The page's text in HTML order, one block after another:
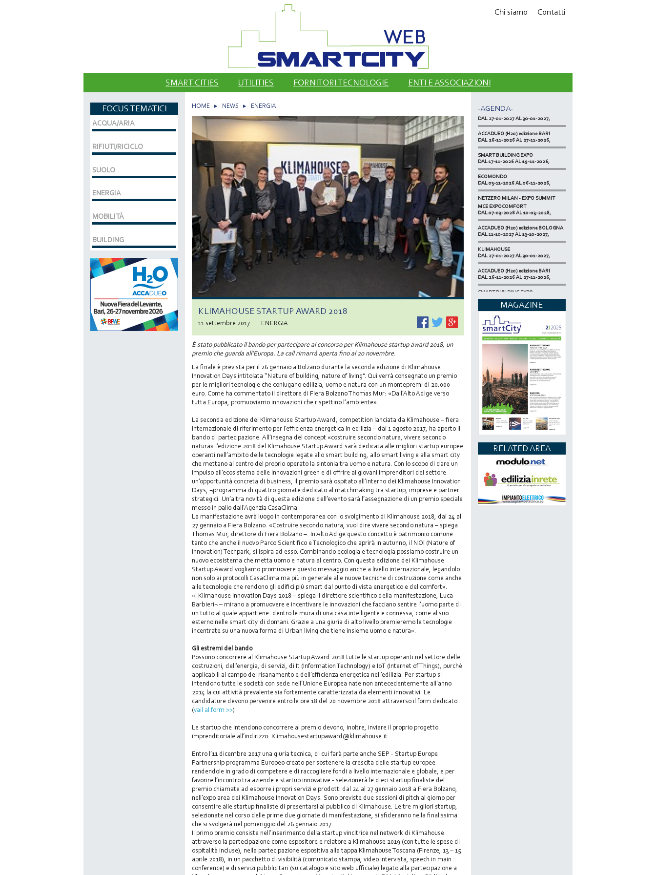
Chi siamo Contatti
SMART CITIES UTILITIES FORNITORI TECNOLOGIE ENTI E ASSOCIAZIONI
HOME ▸ NEWS ▸ ENERGIA
KLIMAHOUSE STARTUP AWARD 2018
11 settembre 2017 ENERGIA
È stato pubblicato il bando per partecipare al concorso per Klimahouse startup award 2018, un
premio che guarda all’Europa. La call rimarrà aperta fino al 20 novembre.
La finale è prevista per il 26 gennaio a Bolzano durante la seconda edizione di Klimahouse
Innovation Days intitolata “Nature of building, nature of living". Qui verrà consegnato un premio
per le migliori tecnologie che coniugano edilizia, uomo e natura con un montepremi di 20.000
euro. Come ha commentato il direttore di Fiera Bolzano Thomas Mur: «Dall’Alto Adige verso
tutta Europa, promuoviamo innovazioni che rispettino l’ambiente».
La seconda edizione del Klimahouse Startup Award, competition lanciata da Klimahouse – fiera
internazionale di riferimento per l’efficienza energetica in edilizia – dal 1 agosto 2017, ha aperto il
bando di partecipazione. All’insegna del concept «costruire secondo natura, vivere secondo
natura» l’edizione 2018 del Klimahouse Startup Award sarà dedicata alle migliori startup europee
operanti nell’ambito delle tecnologie legate allo smart building, allo smart living e alla smart city
che mettano al centro del proprio operato la sintonia tra uomo e natura. Con lo scopo di dare un
impulso all’ecosistema delle innovazioni green e di offrire ai giovani imprenditori del settore
un’opportunità concreta di business, il premio sarà ospitato all’interno dei Klimahouse Innovation
Days, ¬programma di quattro giornate dedicato al matchmaking tra startup, imprese e partner
strategici. Un’altra novità di questa edizione dell’evento sarà l’assegnazione di un premio speciale
messo in palio dall’Agenzia CasaClima.
La manifestazione avrà luogo in contemporanea con lo svolgimento di Klimahouse 2018, dal 24 al
27 gennaio a Fiera Bolzano. «Costruire secondo natura, vuol dire vivere secondo natura – spiega
Thomas Mur, direttore di Fiera Bolzano –. In Alto Adige questo concetto è patrimonio comune
tanto che anche il nuovo Parco Scientifico e Tecnologico che aprirà in autunno, il NOI (Nature of
Innovation) Techpark, si ispira ad esso. Combinando ecologia e tecnologia possiamo costruire un
nuovo ecosistema che metta uomo e natura al centro. Con questa edizione dei Klimahouse
Startup Award vogliamo promuovere questo messaggio anche a livello internazionale, legandolo
non solo ai protocolli CasaClima ma più in generale alle nuove tecniche di costruzione come anche
alle tecnologie che rendono gli edifici più smart dal punto di vista energetico e del comfort».
«I Klimahouse Innovation Days 2018 – spiega il direttore scientifico della manifestazione, Luca
Barbieri¬ – mirano a promuovere e incentivare le innovazioni che facciano sentire l’uomo parte di
un tutto al quale appartiene: dentro le mura di una casa intelligente e connessa, come al suo
esterno nelle smart city di domani. Grazie a una giuria di alto livello premieremo le tecnologie
incentrate su una nuova forma di Urban living che tiene insieme uomo e natura».
Gli estremi del bando
Possono concorrere al Klimahouse Startup Award 2018 tutte le startup operanti nel settore delle
costruzioni, dell’energia, di servizi, di It (Information Technology) e IoT (Internet of Things), purché
applicabili al campo del risanamento e dell’efficienza energetica nell’edilizia. Per startup si
intendono tutte le società con sede nell’Unione Europea nate non antecedentemente all’anno
2014 la cui attività prevalente sia fortemente caratterizzata da elementi innovativi. Le
candidature devono pervenire entro le ore 18 del 20 novembre 2018 attraverso il form dedicato.
(vail al form >>)
Le startup che intendono concorrere al premio devono, inoltre, inviare il proprio progetto
imprenditoriale all’indirizzo: Klimahousestartupaward@klimahouse.it.
Entro l’11 dicembre 2017 una giuria tecnica, di cui farà parte anche SEP - Startup Europe
Partnership programma Europeo creato per sostenere la crescita delle startup europee
rendendole in grado di competere e di raccogliere fondi a livello internazionale e globale, e per
favorire l’incontro tra aziende e startup innovative - selezionerà le dieci startup finaliste del
premio chiamate ad esporre i propri servizi e prodotti dal 24 al 27 gennaio 2018 a Fiera Bolzano,
nell’expo area dei Klimahouse Innovation Days. Sono previste due sessioni di pitch al giorno per
consentire alle startup finaliste di presentarsi al pubblico di Klimahouse. Le tre migliori startup,
selezionate nel corso delle prime due giornate di manifestazione, si sfideranno nella finalissima
che si svolgerà nel pomeriggio del 26 gennaio 2017.
Il primo premio consiste nell’inserimento della startup vincitrice nel network di Klimahouse
attraverso la partecipazione come espositore e relatore a Klimahouse 2019 (con tutte le spese di
ospitalità incluse), nella partecipazione espositiva alla tappa Klimahouse Toscana (Firenze, 13 – 15
aprile 2018), in un pacchetto di visibilità (comunicato stampa, video intervista, speech in main
conference) e di servizi pubblicitari (su catalogo e sito web ufficiale) legato alla partecipazione a
FOCUS TEMATICI
ACQUA/ARIA
RIFIUTI/RICICLO
SUOLO
ENERGIA
MOBILITÀ
BUILDING
-AGENDA-
ACCADUEO (H20) edizione BOLOGNA
DAL 11-10-2027 AL 13-10-2027,
KLIMAHOUSE
ACCADUEO (H20) edizione BARI
DAL 26-11-2026 AL 27-11-2026,
SMART BUILDING EXPO
DAL 17-11-2026 AL 19-11-2026,
ECOMONDO
DAL 03-11-2026 AL 06-11-2026,
NETZERO MILAN - EXPO SUMMIT
DAL 20-10-2026 AL 22-10-2026,
MCE EXPOCOMFORT
DAL 07-03-2028 AL 10-03-2028,
ACCADUEO (H20) edizione BOLOGNA
DAL 11-10-2027 AL 13-10-2027,
KLIMAHOUSE
DAL 27-01-2027 AL 30-01-2027,
ACCADUEO (H20) edizione BARI
DAL 26-11-2026 AL 27-11-2026,
SMART BUILDING EXPO
DAL 17-11-2026 AL 19-11-2026,
ECOMONDO
DAL 03-11-2026 AL 06-11-2026,
NETZERO MILAN - EXPO SUMMIT
DAL 20-10-2026 AL 22-10-2026,
MAGAZINE
RELATED AREA